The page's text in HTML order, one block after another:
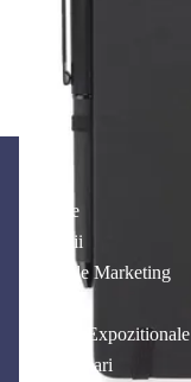
Produse
Promotii
Materiale Marketing
Standuri Expozitionale
Printuri mari